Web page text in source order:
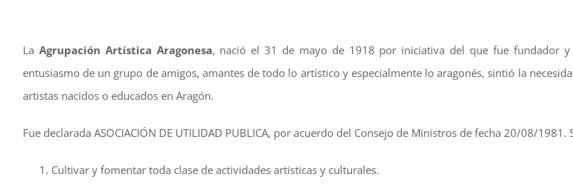
La Agrupación Artística Aragonesa, nació el 31 de mayo de 1918 por iniciativa del que fue fundador
entusiasmo de un grupo de amigos, amantes de todo lo artístico y especialmente lo aragonés, sintió la
artistas nacidos o educados en Aragón.
Fue declarada ASOCIACIÓN DE UTILIDAD PUBLICA, por acuerdo del Consejo de Ministros de fecha 20/08/1981.
Cultivar y fomentar toda clase de actividades artísticas y culturales.